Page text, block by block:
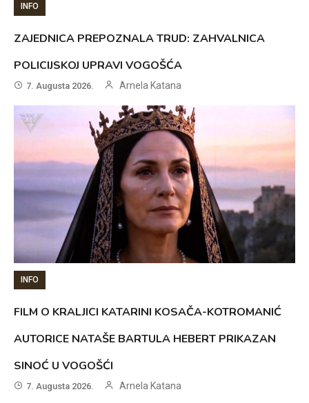
INFO
ZAJEDNICA PREPOZNALA TRUD: ZAHVALNICA
POLICIJSKOJ UPRAVI VOGOŠĆA
7. Augusta 2026. Arnela Katana
INFO
FILM O KRALJICI KATARINI KOSAČA-KOTROMANIĆ
AUTORICE NATAŠE BARTULA HEBERT PRIKAZAN
SINOĆ U VOGOŠĆI
7. Augusta 2026. Arnela Katana